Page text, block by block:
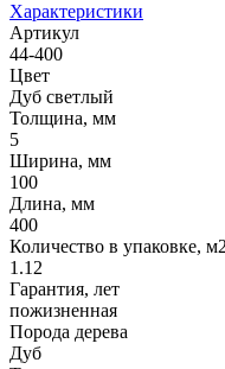
Характеристики
Артикул
44-400
Цвет
Дуб светлый
Толщина, мм
5
Ширина, мм
100
Длина, мм
400
Количество в упаковке, м2
1.12
Гарантия, лет
пожизненная
Порода дерева
Дуб